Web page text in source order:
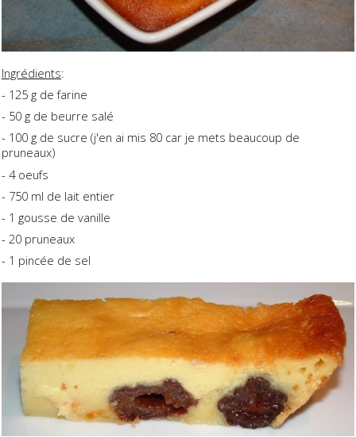
Ingrédients:
- 125 g de farine
- 50 g de beurre salé
- 100 g de sucre (j'en ai mis 80 car je mets beaucoup de
pruneaux)
- 4 oeufs
- 750 ml de lait entier
- 1 gousse de vanille
- 20 pruneaux
- 1 pincée de sel